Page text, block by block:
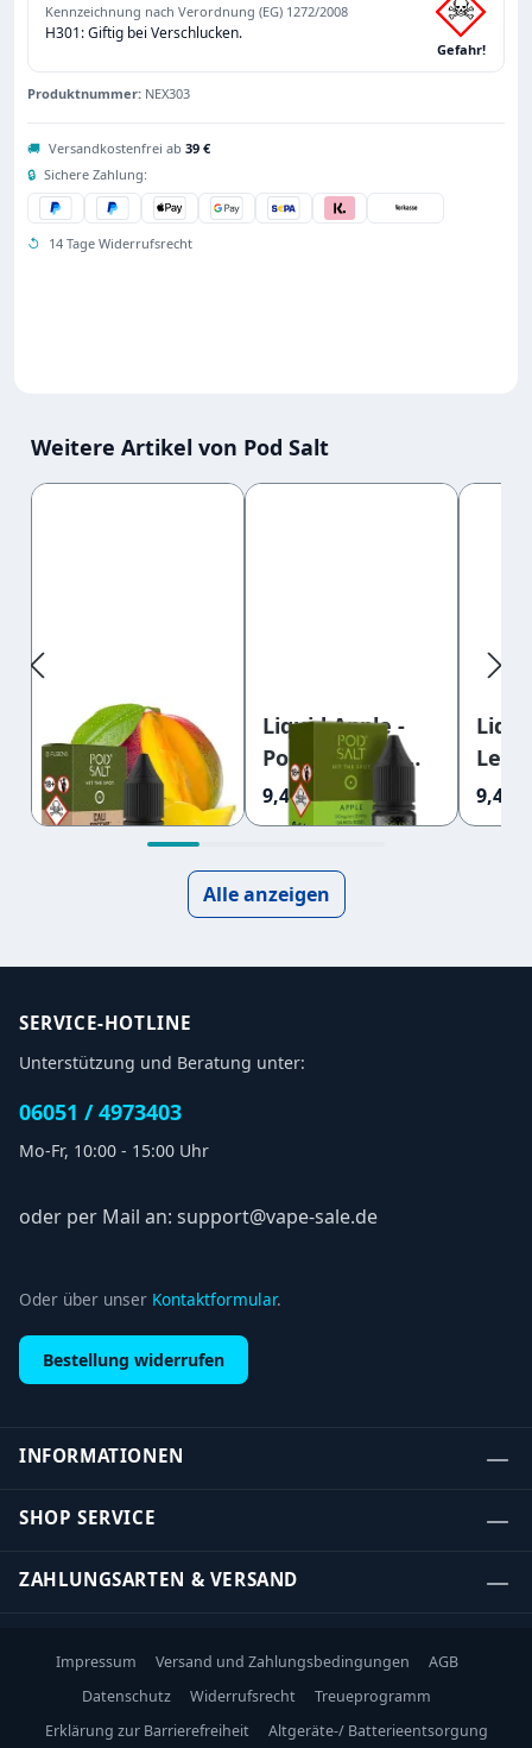
Kennzeichnung nach Verordnung (EG) 1272/2008
H301: Giftig bei Verschlucken.
Gefahr!
Produktnummer: NEX303
🚚 Versandkostenfrei ab 39 €
🔒 Sichere Zahlung:
↺ 14 Tage Widerrufsrecht
Weitere Artikel von Pod Salt
Produktgalerie überspringen
Liquid Amnesia
Mango - Pod Salt
Fusion
Nikotinsalz
9,45 €
Liquid Apple -
Pod Salt Core
Nikotinsalz
20mg
9,45 € 9,45 €
Alle anzeigen
SERVICE-HOTLINE
Unterstützung und Beratung unter:
06051 / 4973403
Mo-Fr, 10:00 - 15:00 Uhr
oder per Mail an: support@vape-sale.de
Oder über unser Kontaktformular.
Bestellung widerrufen
INFORMATIONEN
SHOP SERVICE
ZAHLUNGSARTEN & VERSAND
Impressum Versand und Zahlungsbedingungen
AGB
Datenschutz
Widerrufsrecht
Treueprogramm
Erklärung zur Barrierefreiheit
Altgeräte-/ Batterieentsorgung